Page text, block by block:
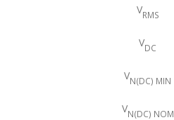
VRMS
VDC
VN(DC) MIN
VN(DC) NOM